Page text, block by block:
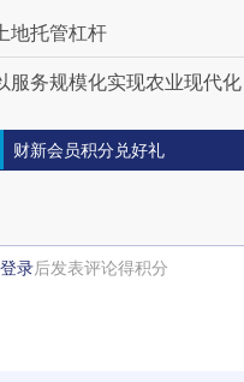
地托管杠杆
服务规模化实现农业现代化
财新会员积分兑好礼
登录后发表评论得积分